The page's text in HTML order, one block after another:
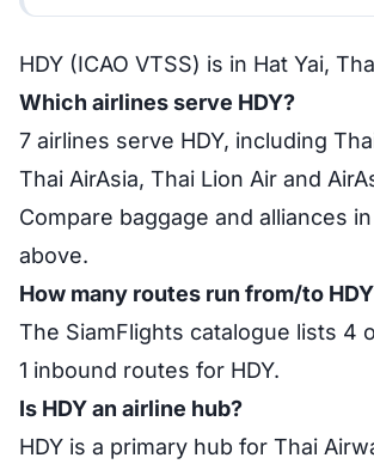
HDY (ICAO VTSS) is in Hat Yai,
Which airlines serve HDY?
7 airlines serve HDY, including
Thai AirAsia, Thai Lion Air and
Compare baggage and alliances
above.
How many routes run from/to
The SiamFlights catalogue lists 4
1 inbound routes for HDY.
Is HDY an airline hub?
HDY is a primary hub for Thai